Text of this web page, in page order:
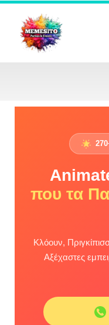
Μεταπηδήστε
στο
που τα
Κλόουν,
Αξέχαστες